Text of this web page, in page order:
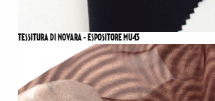
TESSITURA DI NOVARA - ESPOSITORE MU43